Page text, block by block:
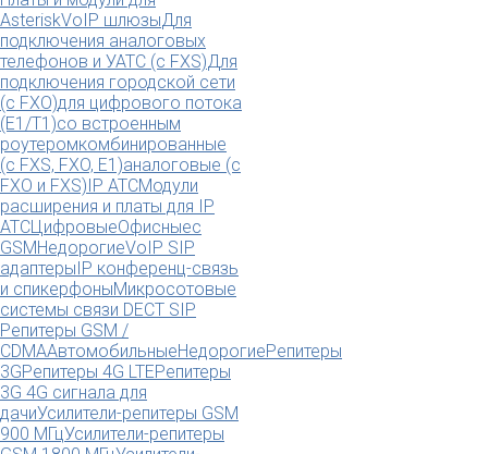
AsteriskVoIP шлюзыДля
подключения аналоговых
телефонов и УАТС (с FXS)Для
подключения городской сети
(с FXO)для цифрового потока
(E1/T1)со встроенным
роутеромкомбинированные
(c FXS, FXO, E1)аналоговые (с
FXO и FXS)IP АТСМодули
расширения и платы для IP
АТСЦифровыеОфисныес
GSMНедорогиеVoIP SIP
адаптерыIP конференц-связь
и спикерфоныМикросотовые
системы связи DECT SIP
Репитеры GSM /
CDMAАвтомобильныеНедорогиеРепитеры
3GРепитеры 4G LTEРепитеры
3G 4G сигнала для
дачиУсилители-репитеры GSM
900 МГцУсилители-репитеры